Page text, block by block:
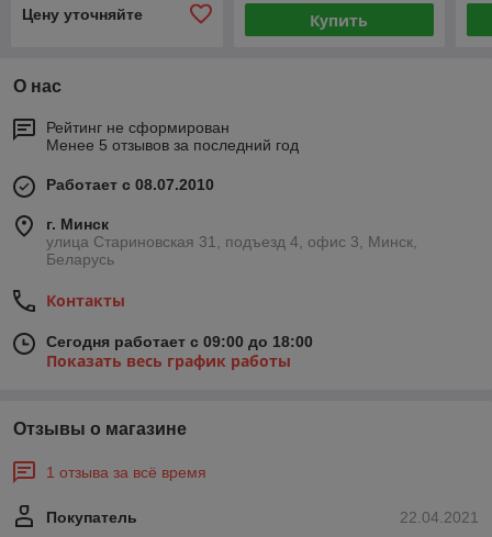
Цену уточняйте Купить
О нас
Рейтинг не сформирован
Менее 5 отзывов за последний год
Работает с 08.07.2010
г. Минск
улица Стариновская 31, подъезд 4, офис 3, Минск,
Беларусь
Контакты
Сегодня работает с 09:00 до 18:00
Показать весь график работы
Отзывы о магазине
1 отзыва за всё время
22.04.2021
Покупатель